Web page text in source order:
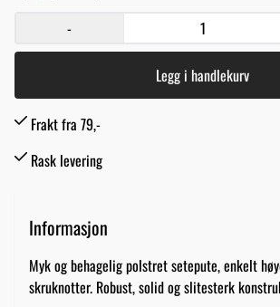
-
Legg i handlekurv
Frakt fra 79,-
Rask levering
Informasjon
Myk og behagelig polstret setepute, enkelt
skruknotter. Robust, solid og slitesterk